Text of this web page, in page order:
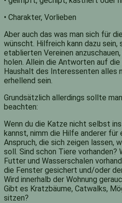
• Charakter, Vorlieben
Aber auch das was man sich für
wünscht. Hilfreich kann dazu sein,
etablierten Vereinen
holen. Allein die Antworten auf die
Haushalt des Interessenten alles
erhellend sein.
Grundsätzlich allerdings sollte
beachten:
Wenn du die Katze nicht selbst
kannst, nimm die Hilfe anderer für
Anspruch, die sich zeigen lassen,
soll. Sind schon Tiere vorhanden?
Futter und Wasserschalen
die Fenster gesichert und/oder
Wird innerhalb der Wohnung
Gibt es Kratzbäume, Catwalks,
sitzen?